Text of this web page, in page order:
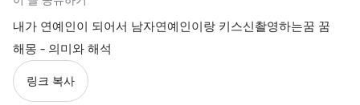
내가 연예인이 되어서 남자연예인이랑 키스신촬영하는꿈 꿈
해몽 - 의미와 해석
링크 복사